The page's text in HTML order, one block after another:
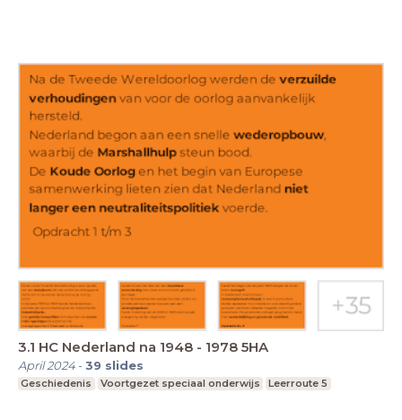
3.1 HC Nederland na 1948 - 1978 5HA
April 2024-39 slides
Geschiedenis Voortgezet speciaal onderwijs Leerroute 5